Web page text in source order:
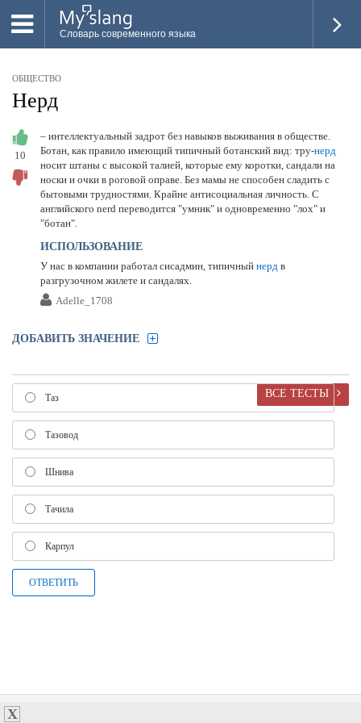
Словарь современного языка
НОВОЕ
ПОПУЛЯРНОЕ
ПРОВЕРИТЬ ЗНАНИЯ
ДОБАВИТЬ СЛОВО
ПРОСВЕТИТЕЛИ
ВОЙТИ
ОБЩЕСТВО
Нерд
10
– интеллектуальный задрот без навыков выживания в обществе.
Ботан, как правило имеющий типичный ботанский вид: тру-нерд
носит штаны с высокой талией, которые ему коротки, сандали на
носки и очки в роговой оправе. Без мамы не способен сладить с
бытовыми трудностями. Крайне антисоциальная личность. С
английского nerd переводится "умник" и одновременно "лох" и
"ботан".
ИСПОЛЬЗОВАНИЕ
У нас в компании работал сисадмин, типичный нерд в
разгрузочном жилете и сандалях.
Adelle_1708
ДОБАВИТЬ ЗНАЧЕНИЕ
ВСЕ ТЕСТЫ
Таз
Тазовод
Шнива
Тачила
Карпул